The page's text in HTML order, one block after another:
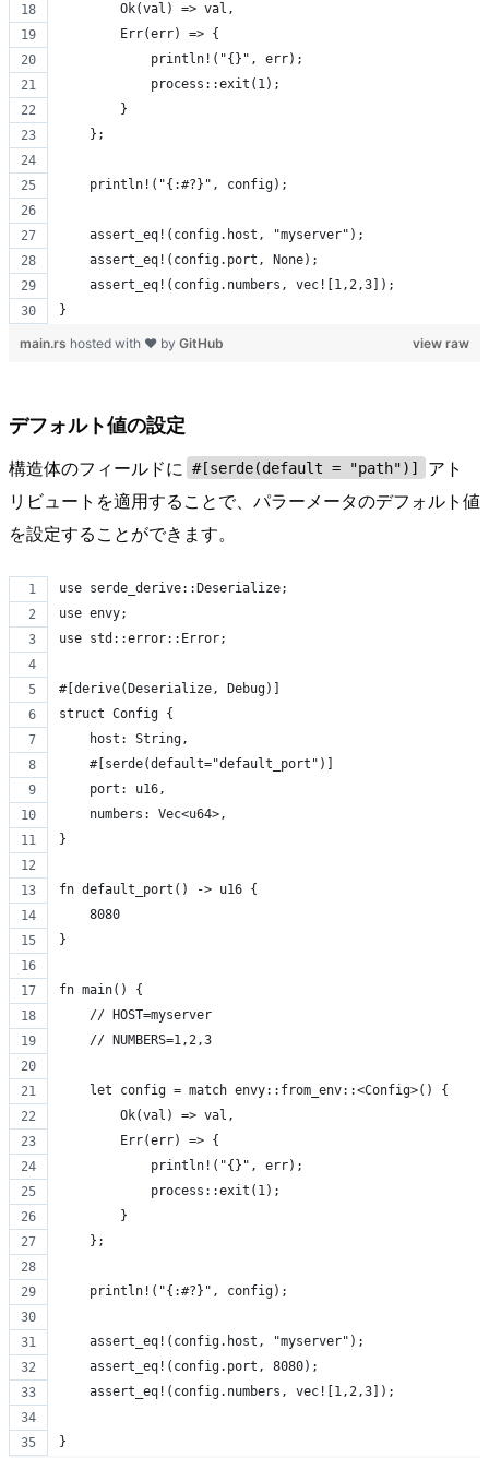
        Ok(val) => val,
        Err(err) => {
            println!("{}", err);
            process::exit(1);
        }
    };
    println!("{:#?}", config);
    assert_eq!(config.host, "myserver");
    assert_eq!(config.port, None);
    assert_eq!(config.numbers, vec![1,2,3]);
}
view raw
main.rs hosted with ❤ by GitHub
デフォルト値の設定
構造体のフィールドに #[serde(default = "path")]
アト
リビュートを適用することで、パラーメータのデフォルト値
を設定することができます。
use serde_derive::Deserialize;
use envy;
use std::error::Error;
#[derive(Deserialize, Debug)]
struct Config {
    host: String,
    #[serde(default="default_port")]
    port: u16,
    numbers: Vec<u64>,
}
fn default_port() -> u16 {
    8080
}
fn main() {
    // HOST=myserver
    // NUMBERS=1,2,3
    let config = match envy::from_env::<Config>() {
        Ok(val) => val,
        Err(err) => {
            println!("{}", err);
            process::exit(1);
        }
    };
    println!("{:#?}", config);
    assert_eq!(config.host, "myserver");
    assert_eq!(config.port, 8080);
    assert_eq!(config.numbers, vec![1,2,3]);
}